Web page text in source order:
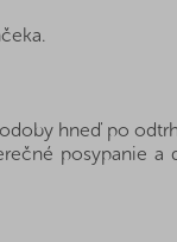
hneď po
posypanie a